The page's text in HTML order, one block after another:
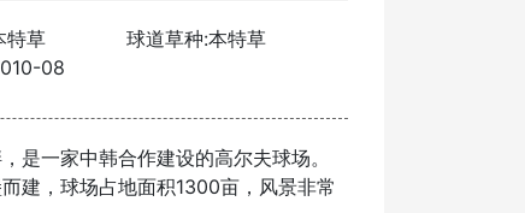
特草‌‌
球道草种:本特草‌‌
08
是一家中韩合作建设的高尔夫球场。
建，球场占地面积1300亩，风景非常